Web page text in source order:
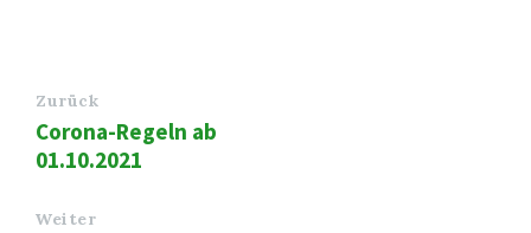
Zurück
Corona-Regeln ab
01.10.2021
Weiter